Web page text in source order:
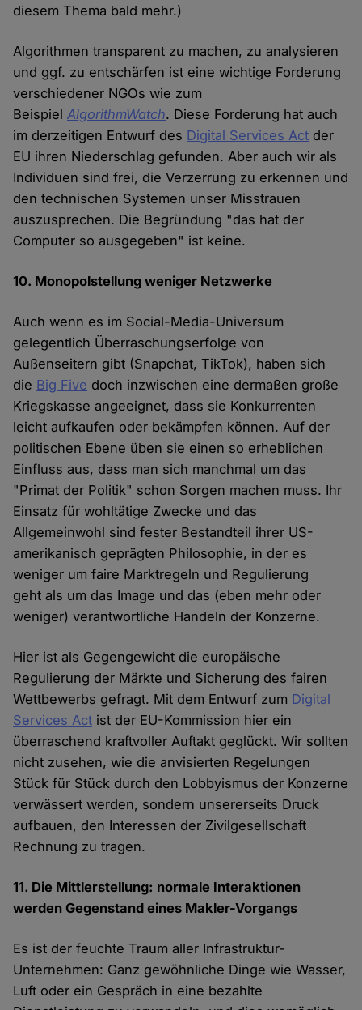
diesem Thema bald mehr.)
Algorithmen transparent zu machen, zu analysieren
und ggf. zu entschärfen ist eine wichtige Forderung
verschiedener NGOs wie zum
BeispielAlgorithmWatch. Diese Forderung hat auch
im derzeitigen Entwurf des Digital Services Act der
EU ihren Niederschlag gefunden. Aber auch wir als
Individuen sind frei, die Verzerrung zu erkennen und
den technischen Systemen unser Misstrauen
auszusprechen. Die Begründung "das hat der
Computer so ausgegeben" ist keine.
10. Monopolstellung weniger Netzwerke
Auch wenn es im Social-Media-Universum
gelegentlich Überraschungserfolge von
Außenseitern gibt (Snapchat, TikTok), haben sich
die Big Five doch inzwischen eine dermaßen große
Kriegskasse angeeignet, dass sie Konkurrenten
leicht aufkaufen oder bekämpfen können. Auf der
politischen Ebene üben sie einen so erheblichen
Einfluss aus, dass man sich manchmal um das
"Primat der Politik" schon Sorgen machen muss. Ihr
Einsatz für wohltätige Zwecke und das
Allgemeinwohl sind fester Bestandteil ihrer US-
amerikanisch geprägten Philosophie, in der es
weniger um faire Marktregeln und Regulierung
geht als um das Image und das (eben mehr oder
weniger) verantwortliche Handeln der Konzerne.
Hier ist als Gegengewicht die europäische
Regulierung der Märkte und Sicherung des fairen
Wettbewerbs gefragt. Mit dem Entwurf zum Digital
Services Act ist der EU-Kommission hier ein
überraschend kraftvoller Auftakt geglückt. Wir sollten
nicht zusehen, wie die anvisierten Regelungen
Stück für Stück durch den Lobbyismus der Konzerne
verwässert werden, sondern unsererseits Druck
aufbauen, den Interessen der Zivilgesellschaft
Rechnung zu tragen.
11. Die Mittlerstellung: normale Interaktionen
werden Gegenstand eines Makler-Vorgangs
Es ist der feuchte Traum aller Infrastruktur-
Unternehmen: Ganz gewöhnliche Dinge wie Wasser,
Luft oder ein Gespräch in eine bezahlte